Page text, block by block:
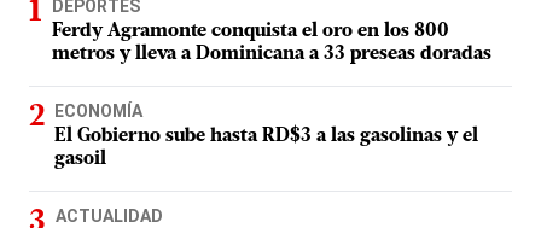
DEPORTES
Ferdy Agramonte conquista el oro en los 800
metros y lleva a Dominicana a 33 preseas doradas
ECONOMÍA
El Gobierno sube hasta RD$3 a las gasolinas y el
gasoil
ACTUALIDAD